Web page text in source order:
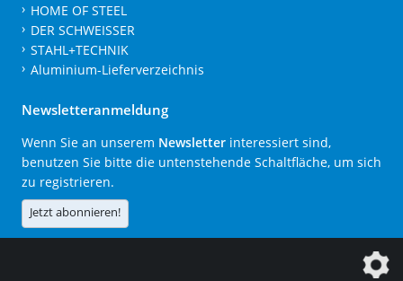
HOME OF STEEL
DER SCHWEISSER
STAHL+TECHNIK
Aluminium-Lieferverzeichnis
Newsletteranmeldung
Wenn Sie an unserem Newsletter interessiert sind,
benutzen Sie bitte die untenstehende Schaltfläche, um sich
zu registrieren.
Jetzt abonnieren!